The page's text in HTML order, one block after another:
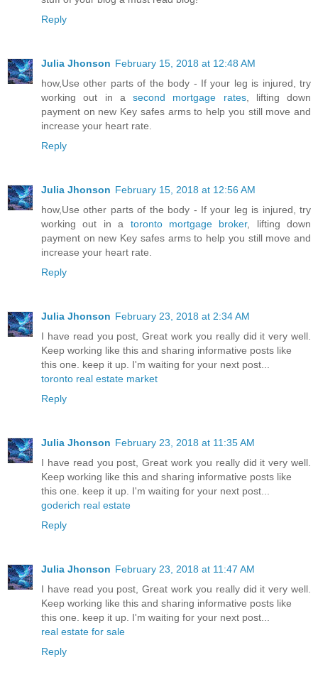
Reply
Julia Jhonson February 15, 2018 at 12:48 AM
how,Use other parts of the body - If your leg is injured, try
working out in a second mortgage rates, lifting down
payment on new Key safes arms to help you still move and
increase your heart rate.
Reply
Julia Jhonson February 15, 2018 at 12:56 AM
how,Use other parts of the body - If your leg is injured, try
working out in a toronto mortgage broker, lifting down
payment on new Key safes arms to help you still move and
increase your heart rate.
Reply
Julia Jhonson February 23, 2018 at 2:34 AM
I have read you post, Great work you really did it very well.
Keep working like this and sharing informative posts like
this one. keep it up. I'm waiting for your next post...
toronto real estate market
Reply
Julia Jhonson February 23, 2018 at 11:35 AM
I have read you post, Great work you really did it very well.
Keep working like this and sharing informative posts like
this one. keep it up. I'm waiting for your next post...
goderich real estate
Reply
Julia Jhonson February 23, 2018 at 11:47 AM
I have read you post, Great work you really did it very well.
Keep working like this and sharing informative posts like
this one. keep it up. I'm waiting for your next post...
real estate for sale
Reply